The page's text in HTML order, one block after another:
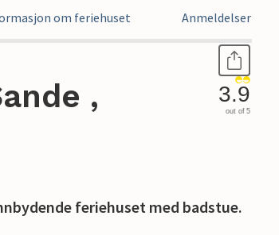
om feriehuset Anmeldelser
,
3.9
out of 5
feriehuset med badstue.